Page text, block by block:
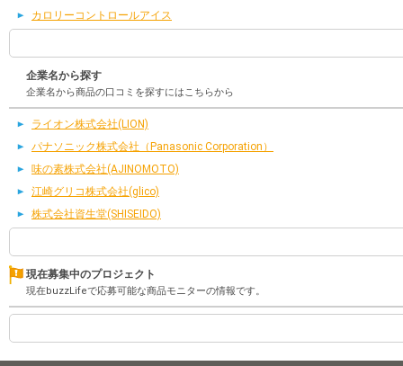
カロリーコントロールアイス
企業名から探す
企業名から商品の口コミを探すにはこちらから
ライオン株式会社(LION)
パナソニック株式会社（Panasonic Corporation）
味の素株式会社(AJINOMOTO)
江崎グリコ株式会社(glico)
株式会社資生堂(SHISEIDO)
現在募集中のプロジェクト
現在buzzLifeで応募可能な商品モニターの情報です。